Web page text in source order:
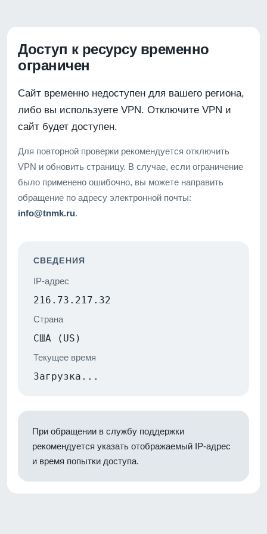
Доступ к ресурсу временно
ограничен
Сайт временно недоступен для вашего региона,
либо вы используете VPN. Отключите VPN и
сайт будет доступен.
Для повторной проверки рекомендуется отключить
VPN и обновить страницу. В случае, если ограничение
было применено ошибочно, вы можете направить
обращение по адресу электронной почты:
info@tnmk.ru.
СВЕДЕНИЯ
IP-адрес
216.73.217.32
Страна
США (US)
Текущее время
Загрузка...
При обращении в службу поддержки
рекомендуется указать отображаемый IP-адрес
и время попытки доступа.